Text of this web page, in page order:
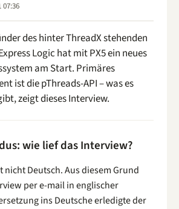
07:36
des hinter ThreadX stehenden
Logic hat mit PX5 ein neues
am Start. Primäres
ist die pThreads-API – was es
zeigt dieses Interview.
wie lief das Interview?
nicht Deutsch. Aus diesem Grund
per e-mail in englischer
ins Deutsche erledigte der